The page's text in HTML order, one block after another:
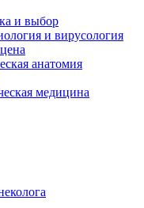
и выбор
и вирусология
анатомия
медицина